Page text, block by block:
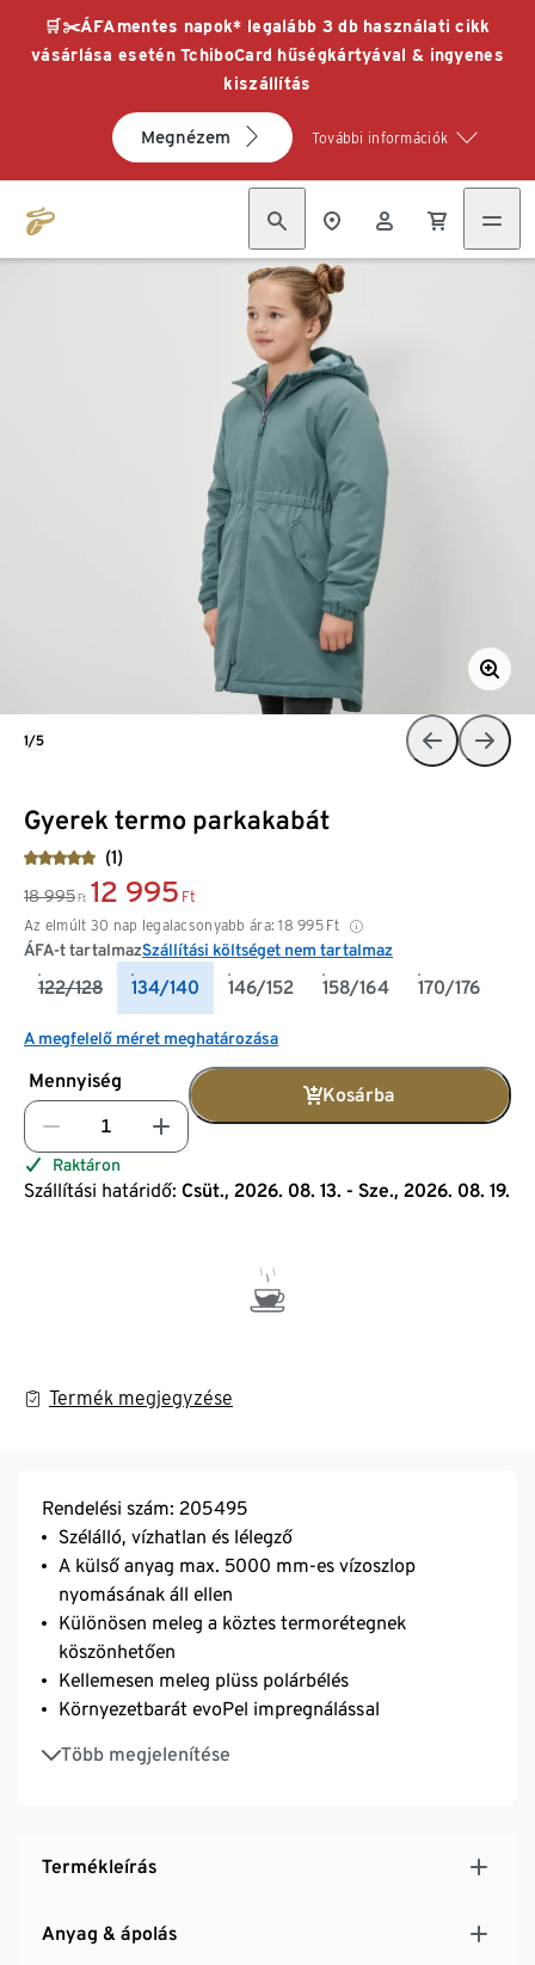
🛒✂️ÁFAmentes napok* legalább 3 db használati cikk
vásárlása esetén TchiboCard hűségkártyával & ingyenes
kiszállítás
Megnézem További információk
Gyerek termo parkakabát
(1)
18 995 Ft 12 995 Ft
Az elmúlt 30 nap legalacsonyabb ára: 18 995 Ft
ÁFA-t tartalmazSzállítási költséget nem tartalmaz
122/128 134/140 146/152 158/164 170/176
A megfelelő méret meghatározása
Mennyiség
Kosárba
Raktáron
Szállítási határidő: Csüt., 2026. 08. 13. - Sze., 2026. 08. 19.
Termék megjegyzése
1/5
Rendelési szám: 205495
Szélálló, vízhatlan és lélegző
A külső anyag max. 5000 mm-es vízoszlop
nyomásának áll ellen
Különösen meleg a köztes termorétegnek
köszönhetően
Kellemesen meleg plüss polárbélés
Környezetbarát evoPel impregnálással
Több megjelenítése
A 122/128-as méret legombolható kapucnival
Vízhatlan szalagok a varrás optimális lezárása
Termékleírás
Anyag & ápolás